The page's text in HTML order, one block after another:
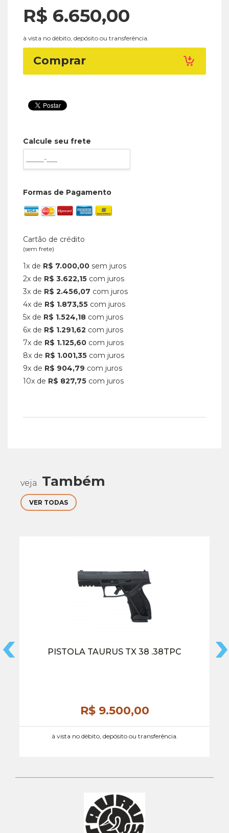
R$ 6.650,00
à vista no débito, depósito ou transferência.
Comprar
Calcule seu frete
Formas de Pagamento
Cartão de crédito
(sem frete)
1x de R$ 7.000,00 sem juros
2x de R$ 3.622,15 com juros
3x de R$ 2.456,07 com juros
4x de R$ 1.873,55 com juros
5x de R$ 1.524,18 com juros
6x de R$ 1.291,62 com juros
7x de R$ 1.125,60 com juros
8x de R$ 1.001,35 com juros
9x de R$ 904,79 com juros
10x de R$ 827,75 com juros
veja Também
VER TODAS
PISTOLA TAURUS TX 38 .38TPC
R$ 9.500,00
à vista no débito, depósito ou transferência.